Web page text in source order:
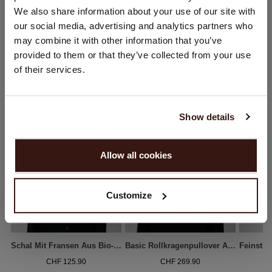
We also share information about your use of our site with
our social media, advertising and analytics partners who
may combine it with other information that you’ve
provided to them or that they’ve collected from your use
of their services.
Show details
Allow all cookies
Customize
DAS KÖNNTE IHNEN AUCH GEFALLEN
Schal Mit Fransen Aus Bio-Kaschmir
CHF 125.90
Basic Rollkragenpullover Aus Bio-Kaschmir
CHF 269.90
Sie besuchen Repeat cashmere von Schweiz (CHF) aus.
Möchten Sie Ihre Standort aktualisieren?
Vereinigte Staaten ($)
WEITER